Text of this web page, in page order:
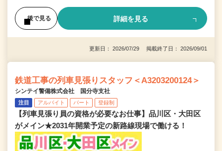
後で見る 詳細を見る
更新日： 2026/07/29 掲載終了日： 2026/09/01
鉄道工事の列車見張りスタッフ＜A3203200124＞
シンテイ警備株式会社 国分寺支社
注目 アルバイト パート 登録制
【列車見張り員の資格が必要なお仕事】品川区・大田区
がメイン★2031年開業予定の新路線現場で働ける！